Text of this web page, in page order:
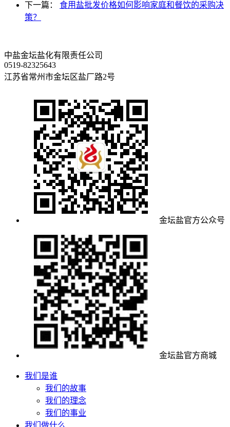
下一篇： 食用盐批发价格如何影响家庭和餐饮的采购决
策？
中盐金坛盐化有限责任公司
0519-82325643
江苏省常州市金坛区盐厂路2号
金坛盐官方公众号
金坛盐官方商城
我们是谁
我们的故事
我们的理念
我们的事业